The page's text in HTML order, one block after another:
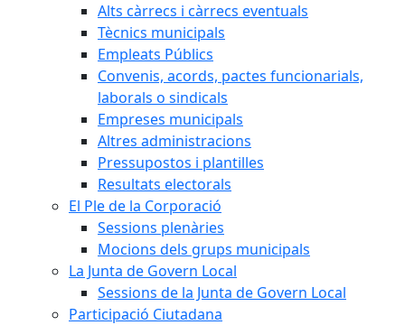
Alts càrrecs i càrrecs eventuals
Tècnics municipals
Empleats Públics
Convenis, acords, pactes funcionarials,
laborals o sindicals
Empreses municipals
Altres administracions
Pressupostos i plantilles
Resultats electorals
El Ple de la Corporació
Sessions plenàries
Mocions dels grups municipals
La Junta de Govern Local
Sessions de la Junta de Govern Local
Participació Ciutadana